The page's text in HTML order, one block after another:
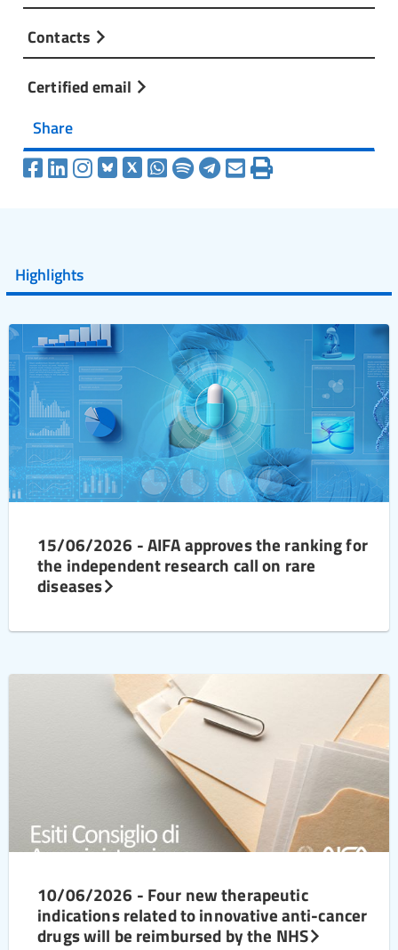
Contacts
Certified email
Share
Highlights
15/06/2026 - AIFA approves the ranking for
the independent research call on rare
diseases
10/06/2026 - Four new therapeutic
indications related to innovative anti-cancer
drugs will be reimbursed by the NHS